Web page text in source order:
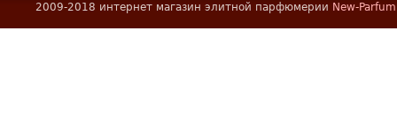
2009-2018 интернет магазин элитной парфюмерии New-